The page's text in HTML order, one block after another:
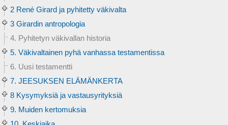
2 René Girard ja pyhitetty väkivalta
3 Girardin antropologia
4. Pyhitetyn väkivallan historia
5. Väkivaltainen pyhä vanhassa testamentissa
6. Uusi testamentti
7. JEESUKSEN ELÄMÄNKERTA
8 Kysymyksiä ja vastausyrityksiä
9. Muiden kertomuksia